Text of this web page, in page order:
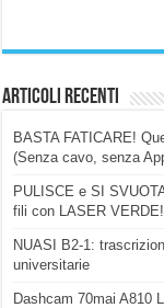
Articoli Recenti
BASTA FATICARE!
(Senza cavo, senza
PULISCE e SI
fili con LASER VERDE!
NUASI B2-1:
universitarie
Dashcam 70mai A810